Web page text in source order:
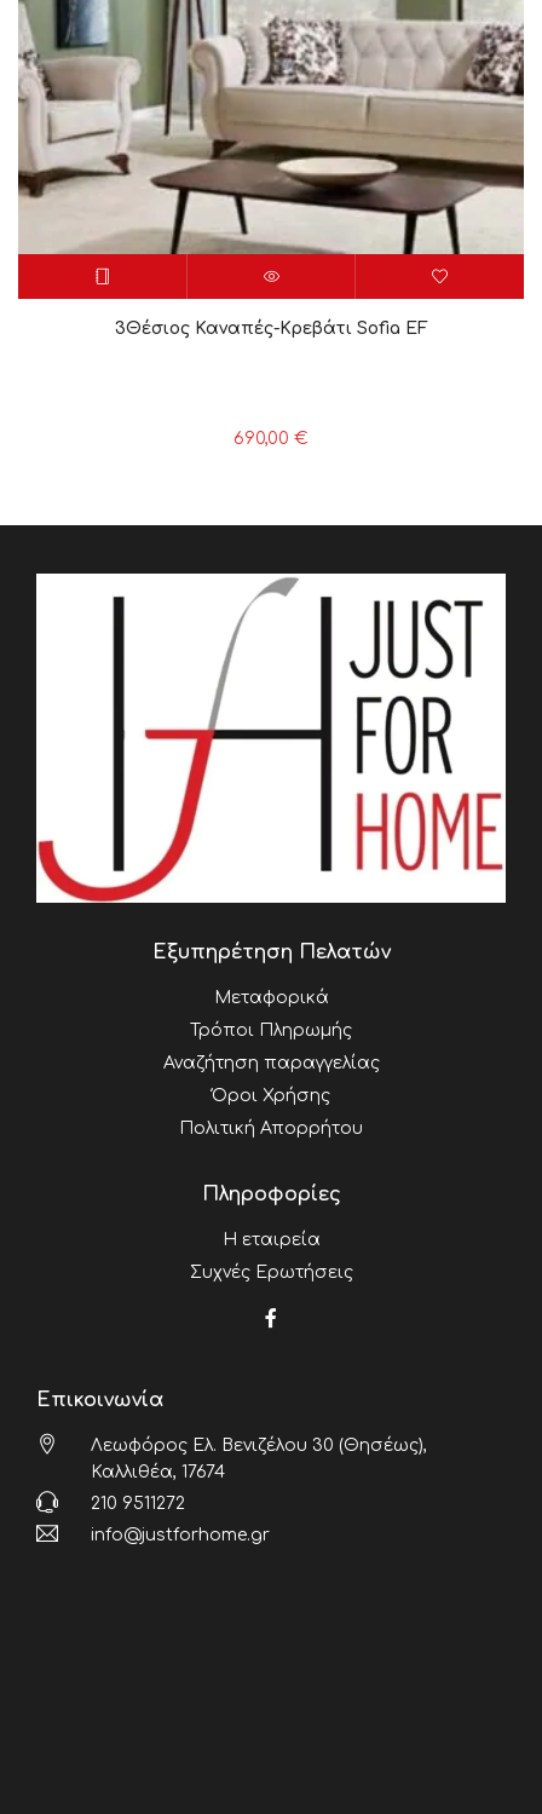
3Θέσιος Καναπές-Κρεβάτι Sofia EF
690,00 €
Εξυπηρέτηση Πελατών
Μεταφορικά
Τρόποι Πληρωμής
Αναζήτηση παραγγελίας
Όροι Χρήσης
Πολιτική Απορρήτου
Πληροφορίες
Η εταιρεία
Συχνές Ερωτήσεις
Επικοινωνία
Λεωφόρος Ελ. Βενιζέλου 30 (Θησέως),
Καλλιθέα, 17674
210 9511272
info@justforhome.gr